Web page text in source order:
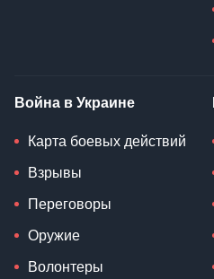
Война в Украине
Карта боевых действий
Взрывы
Переговоры
Оружие
Волонтеры